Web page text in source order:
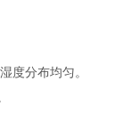
度分布均匀。